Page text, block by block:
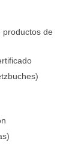
productos de